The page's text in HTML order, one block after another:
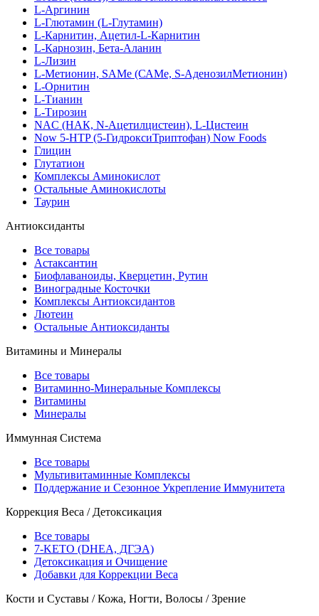
L-Аргинин
L-Глютамин (L-Глутамин)
L-Карнитин, Ацетил-L-Карнитин
L-Карнозин, Бета-Аланин
L-Лизин
L-Метионин, SAMe (САМе, S-АденозилМетионин)
L-Орнитин
L-Тианин
L-Тирозин
NAC (НАК, N-Ацетилцистеин), L-Цистеин
Now 5-HTP (5-ГидроксиТриптофан) Now Foods
Глицин
Глутатион
Комплексы Аминокислот
Остальные Аминокислоты
Таурин
Антиоксиданты
Все товары
Астаксантин
Биофлаваноиды, Кверцетин, Рутин
Виноградные Косточки
Комплексы Антиоксидантов
Лютеин
Остальные Антиоксиданты
Витамины и Минералы
Все товары
Витаминно-Минеральные Комплексы
Витамины
Минералы
Иммунная Система
Все товары
Мультивитаминные Комплексы
Поддержание и Сезонное Укрепление Иммунитета
Коррекция Веса / Детоксикация
Все товары
7-KETO (DHEA, ДГЭА)
Детоксикация и Очищение
Добавки для Коррекции Веса
Кости и Суставы / Кожа, Ногти, Волосы / Зрение